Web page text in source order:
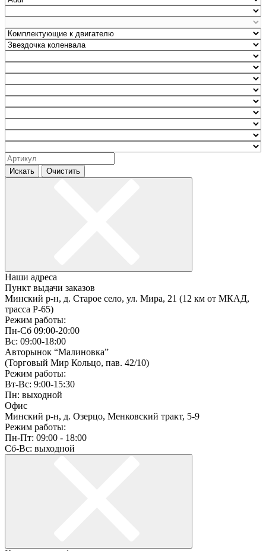
Искать Очистить
Наши адреса
Пункт выдачи заказов
Минский р-н, д. Старое село, ул. Мира, 21 (12 км от МКАД,
трасса P-65)
Режим работы:
Пн-Сб 09:00-20:00
Вс: 09:00-18:00
Авторынок “Малиновка”
(Торговый Мир Кольцо, пав. 42/10)
Режим работы:
Вт-Вс: 9:00-15:30
Пн: выходной
Офис
Минский р-н, д. Озерцо, Менковский тракт, 5-9
Режим работы:
Пн-Пт: 09:00 - 18:00
Сб-Вс: выходной